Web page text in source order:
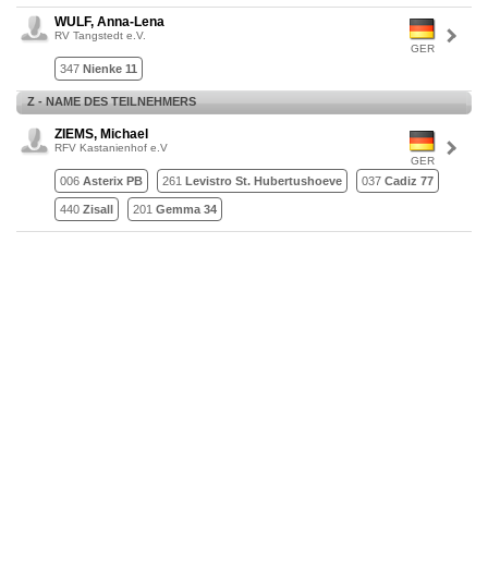
GER
WULF, Anna-Lena
RV Tangstedt e.V.
347 Nienke 11
Z - NAME DES TEILNEHMERS
GER
ZIEMS, Michael
RFV Kastanienhof e.V
006 Asterix PB 261 Levistro St. Hubertushoeve 037 Cadiz 77
440 Zisall 201 Gemma 34